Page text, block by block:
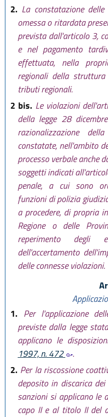
2. La constatazione
omessa o ritardata
prevista dall'articolo 3,
e nel pagamento
effettuata, nella
regionali della
tributi regionali.
2 bis. Le violazioni
della legge 28
razionalizzazione
constatate, nell'ambito
processo verbale anche
soggetti indicati
penale, a cui sono
funzioni di polizia
a procedere, di propria
Regione o delle
reperimento
dell'accertamento
delle connesse violazioni.
1. Per l'applicazione
previste dalla legge
applicano le
1997, n. 472
.
2. Per la riscossione
deposito in discarica
sanzioni si applicano le
capo II e al titolo II del